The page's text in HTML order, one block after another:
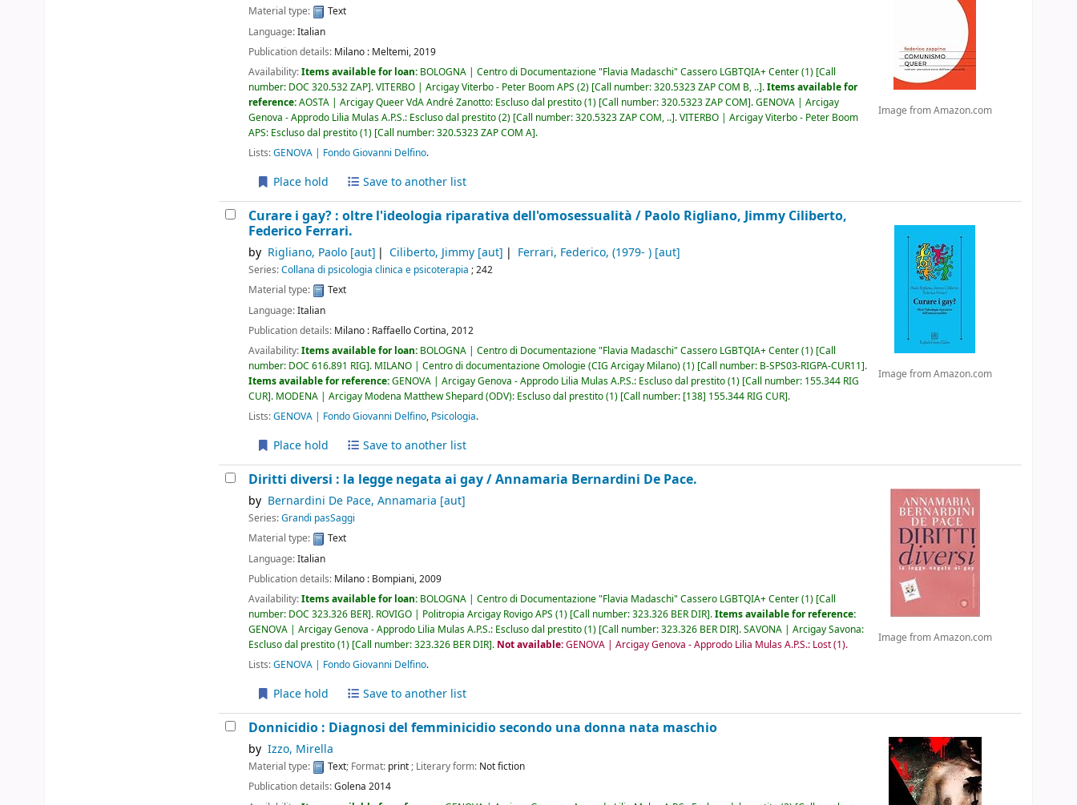
Image from Amazon.com
Material type:
Text
Language:Italian
Publication details: Milano : Meltemi,2019
Availability:Items available for loan: BOLOGNA | Centro di Documentazione "Flavia Madaschi" Cassero LGBTQIA+ Center(1) Call
number: DOC 320.532 ZAP .VITERBO | Arcigay Viterbo - Peter Boom APS (2) Call number:320.5323 ZAP COM B, .. .Items available for
reference:AOSTA | Arcigay Queer VdA André Zanotto: Escluso dal prestito(1) Call number:320.5323 ZAP COM .GENOVA | Arcigay
Genova - Approdo Lilia Mulas A.P.S.: Escluso dal prestito(2) Call number:320.5323 ZAP COM, .. .VITERBO | Arcigay Viterbo - Peter Boom
APS: Escluso dal prestito(1) Call number:320.5323 ZAP COM A .
Lists:GENOVA | Fondo Giovanni Delfino.
Place hold Save to another list
Image from Amazon.com
Curare i gay? : oltre l'ideologia riparativa dell'omosessualità / Paolo Rigliano, Jimmy Ciliberto,
Federico Ferrari.
by Rigliano, Paolo[aut] Ciliberto, Jimmy [aut] Ferrari, Federico, (1979- ) [aut]
Series:Collana di psicologia clinica e psicoterapia ; 242
Material type:
Text
Language:Italian
Publication details: Milano : Raffaello Cortina,2012
Availability:Items available for loan: BOLOGNA | Centro di Documentazione "Flavia Madaschi" Cassero LGBTQIA+ Center(1) Call
number: DOC 616.891 RIG . MILANO | Centro di documentazione Omologie (CIG Arcigay Milano)(1) Call number: B-SPS03-RIGPA-CUR11 .
Items available for reference:GENOVA | Arcigay Genova - Approdo Lilia Mulas A.P.S.: Escluso dal prestito(1) Call number: 155.344 RIG
CUR . MODENA | Arcigay Modena Matthew Shepard (ODV): Escluso dal prestito(1) Call number: [138] 155.344 RIG CUR .
Lists:GENOVA | Fondo Giovanni Delfino, Psicologia.
Place hold Save to another list
Image from Amazon.com
Diritti diversi : la legge negata ai gay /Annamaria Bernardini De Pace.
by Bernardini De Pace, Annamaria [aut]
Series:Grandi pasSaggi
Material type:
Text
Language:Italian
Publication details: Milano : Bompiani,2009
Availability:Items available for loan: BOLOGNA | Centro di Documentazione "Flavia Madaschi" Cassero LGBTQIA+ Center(1) Call
number: DOC 323.326 BER . ROVIGO | Politropia Arcigay Rovigo APS (1) Call number:323.326 BER DIR .Items available for reference:
GENOVA | Arcigay Genova - Approdo Lilia Mulas A.P.S.: Escluso dal prestito(1) Call number:323.326 BER DIR .SAVONA | Arcigay Savona:
Escluso dal prestito(1) Call number:323.326 BER DIR . Not available:GENOVA | Arcigay Genova - Approdo Lilia Mulas A.P.S.: Lost(1).
Lists:GENOVA | Fondo Giovanni Delfino.
Place hold Save to another list
Donnicidio : Diagnosi del femminicidio secondo una donna nata maschio
by Izzo, Mirella
Material type: Text; Format: print; Literary form: Not fiction
Publication details:Golena 2014